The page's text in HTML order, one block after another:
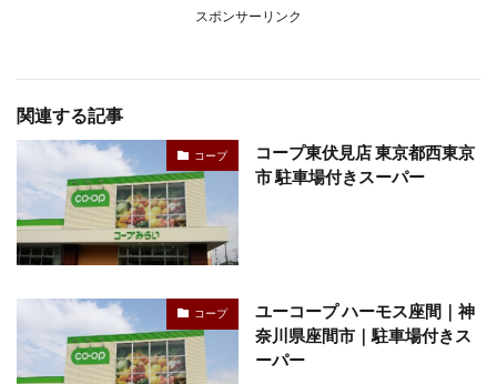
スポンサーリンク
関連する記事
コープ
コープ東伏見店 東京都西東京
市 駐車場付きスーパー
コープ
ユーコープ ハーモス座間｜神
奈川県座間市｜駐車場付きス
ーパー